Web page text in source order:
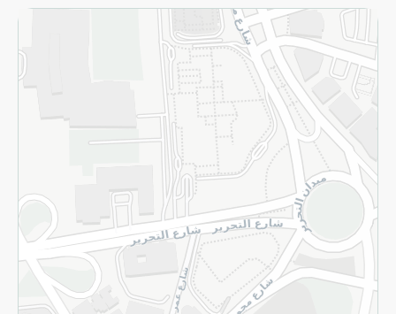
الاسترجاع
سياسة الاستخدام
سياسة الخصوصية
قم بالتسجيل للنشرة
©2026 - Spinneys | جميع الحقوق محفوظة